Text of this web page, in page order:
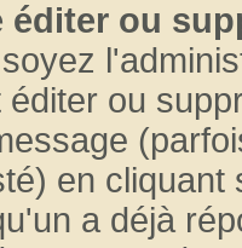
éditer ou
ou
en
a déjà